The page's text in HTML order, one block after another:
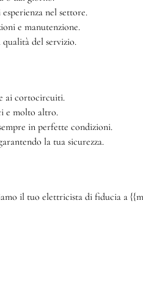
nel settore.
e manutenzione.
del servizio.
ai cortocircuiti.
e molto altro.
in perfette condizioni.
la tua sicurezza.
il tuo elettricista di fiducia a